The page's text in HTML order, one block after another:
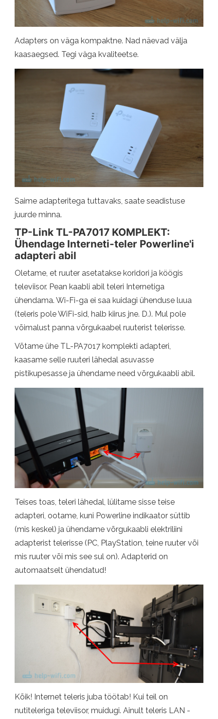
Adapters on väga kompaktne. Nad näevad välja
kaasaegsed. Tegi väga kvaliteetse.
Saime adapteritega tuttavaks, saate seadistuse
juurde minna.
TP-Link TL-PA7017 KOMPLEKT:
Ühendage Interneti-teler Powerline'i
adapteri abil
Oletame, et ruuter asetatakse koridori ja köögis
televiisor. Pean kaabli abil teleri Internetiga
ühendama. Wi-Fi-ga ei saa kuidagi ühenduse luua
(teleris pole WiFi-sid, halb kiirus jne. D.). Mul pole
võimalust panna võrgukaabel ruuterist telerisse.
Võtame ühe TL-PA7017 komplekti adapteri,
kaasame selle ruuteri lähedal asuvasse
pistikupesasse ja ühendame need võrgukaabli abil.
Teises toas, teleri lähedal, lülitame sisse teise
adapteri, ootame, kuni Powerline indikaator süttib
(mis keskel) ja ühendame võrgukaabli elektriliini
adapterist telerisse (PC, PlayStation, teine ​​ruuter või
mis ruuter või mis see sul on). Adapterid on
automaatselt ühendatud!
Kõik! Internet teleris juba töötab! Kui teil on
nutiteleriga televiisor, muidugi. Ainult teleris LAN -